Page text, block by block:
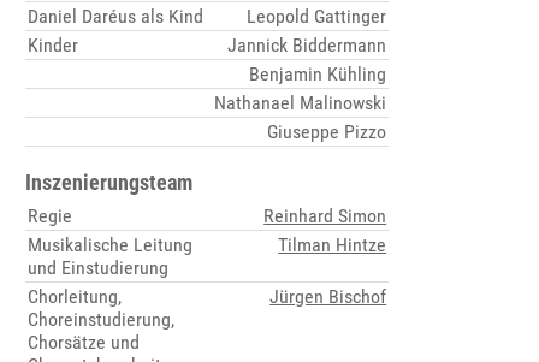
Daniel Daréus als Kind
Leopold Gattinger
Kinder
Jannick Biddermann
Benjamin Kühling
Nathanael Malinowski
Giuseppe Pizzo
Inszenierungsteam
Regie
Reinhard Simon
Musikalische Leitung
und Einstudierung
Tilman Hintze
Chorleitung,
Choreinstudierung,
Chorsätze und
Jürgen Bischof